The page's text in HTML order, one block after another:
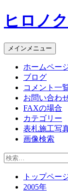
コ
ン
ン
ツ
ヒロノ
メインメニュー
ホームペー
ブログ
コメント一
お問い合わ
FAXの場合
カテゴリー
表札施工写
画像検索
検
トップペー
2005年